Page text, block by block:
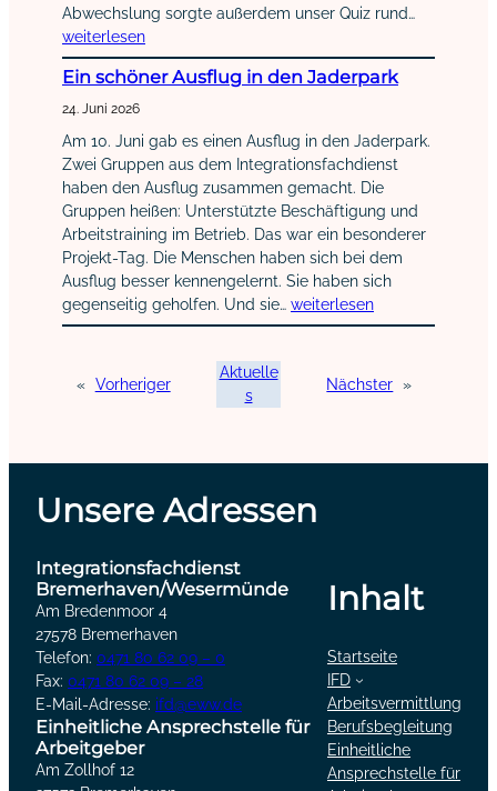
Abwechslung sorgte außerdem unser Quiz rund…
weiterlesen
Ein schöner Ausflug in den Jaderpark
24. Juni 2026
Am 10. Juni gab es einen Ausflug in den Jaderpark.
Zwei Gruppen aus dem Integrationsfachdienst
haben den Ausflug zusammen gemacht. Die
Gruppen heißen: Unterstützte Beschäftigung und
Arbeitstraining im Betrieb. Das war ein besonderer
Projekt-Tag. Die Menschen haben sich bei dem
Ausflug besser kennengelernt. Sie haben sich
gegenseitig geholfen. Und sie… weiterlesen
« Vorheriger
Aktuelle
s
Nächster »
Unsere Adressen
Integrationsfachdienst
Bremerhaven/Wesermünde
Am Bredenmoor 4
27578 Bremerhaven
Telefon: 0471 80 62 09 – 0
Fax: 0471 80 62 09 – 28
E-Mail-Adresse: ifd@eww.de
Einheitliche Ansprechstelle für
Arbeitgeber
Am Zollhof 12
Inhalt
Startseite
IFD
Arbeitsvermittlung
Berufsbegleitung
Einheitliche
Ansprechstelle für